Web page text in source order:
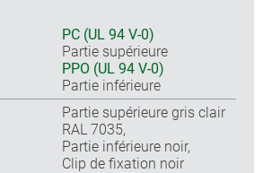
PC (UL 94 V-0)
Partie supérieure
PPO (UL 94 V-0)
Partie inférieure
Partie supérieure gris clair
RAL 7035,
Partie inférieure noir,
Clip de fixation noir